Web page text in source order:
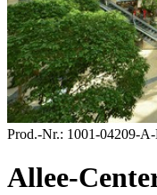
Prod.-Nr.: 1001-04209-
Allee-